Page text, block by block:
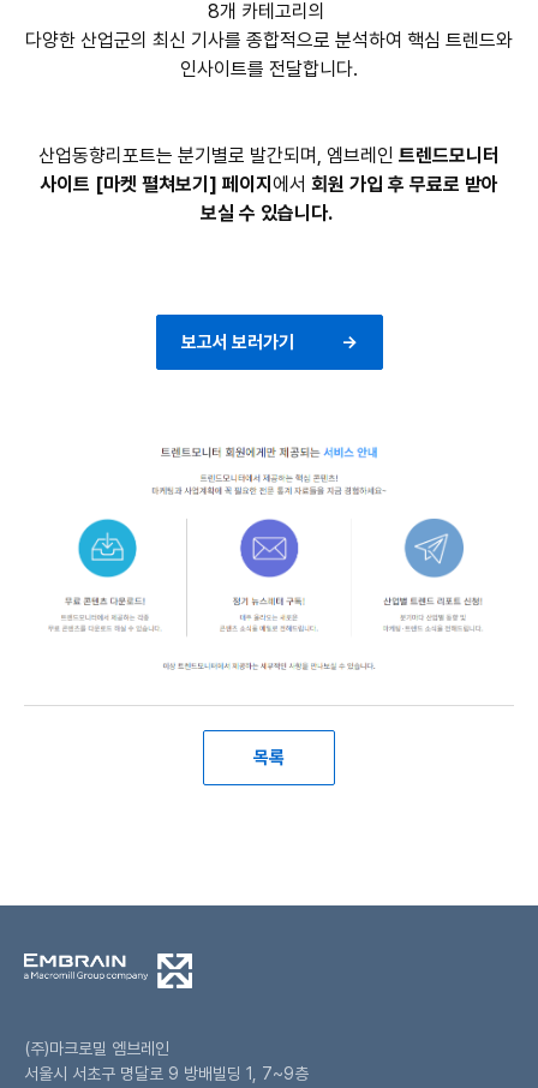
8개 카테고리의
다양한 산업군의 최신 기사를 종합적으로 분석하여 핵심 트렌드와
인사이트를 전달합니다.
산업동향리포트는 분기별로 발간되며, 엠브레인 트렌드모니터
사이트 [마켓 펼쳐보기] 페이지 에서 회원 가입 후 무료로 받아
보실 수 있습니다.
보고서 보러가기 →
목록
(주)마크로밀 엠브레인
서울시 서초구 명달로 9 방배빌딩 1, 7~9층